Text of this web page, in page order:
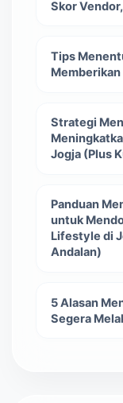
Skor
Tips
Strategi
Jogja (Plus
Panduan
untuk
Lifestyle di
Andalan)
5 Alasan
Segera